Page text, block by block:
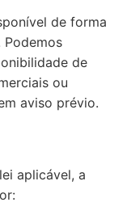
de forma
Podemos
de
ou
aviso prévio.
aplicável, a